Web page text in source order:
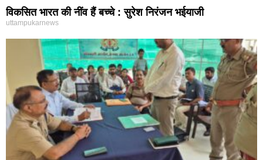
विकसित भारत की नींव हैं बच्चे : सुरेश निरंजन भईयाजी
uttampukarnews